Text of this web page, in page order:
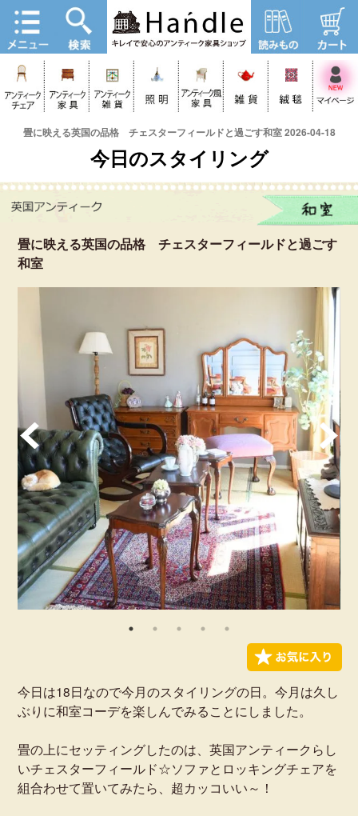
畳に映える英国の品格 チェスターフィールドと過ごす和室 2026-04-18
今日のスタイリング
畳に映える英国の品格 チェスターフィールドと過ごす
和室
今日は18日なので今月のスタイリングの日。今月は久し
ぶりに和室コーデを楽しんでみることにしました。
畳の上にセッティングしたのは、英国アンティークらし
いチェスターフィールド☆ソファとロッキングチェアを
組合わせて置いてみたら、超カッコいい～！